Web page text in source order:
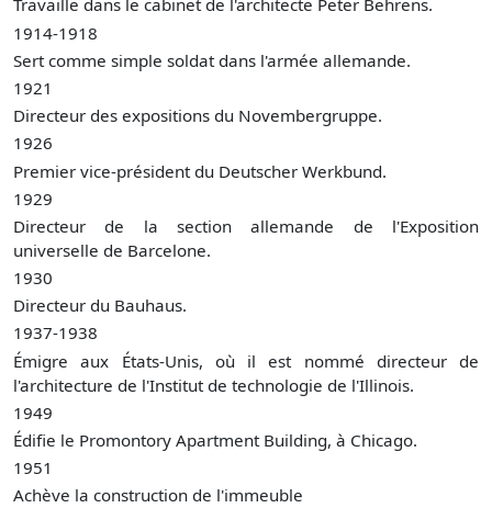
Travaille dans le cabinet de l'architecte Peter Behrens.
1914-1918
Sert comme simple soldat dans l'armée allemande.
1921
Directeur des expositions du Novembergruppe.
1926
Premier vice-président du Deutscher Werkbund.
1929
Directeur de la section allemande de l'Exposition
universelle de Barcelone.
1930
Directeur du Bauhaus.
1937-1938
Émigre aux États-Unis, où il est nommé directeur de
l'architecture de l'Institut de technologie de l'Illinois.
1949
Édifie le Promontory Apartment Building, à Chicago.
1951
Achève la construction de l'immeuble